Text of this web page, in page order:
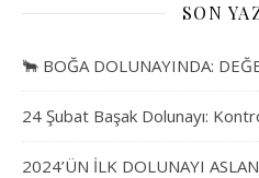
SON
🐂 BOĞA DOLUNAYINDA:
24 Şubat Başak Dolunayı:
2024’ÜN İLK DOLUNAYI